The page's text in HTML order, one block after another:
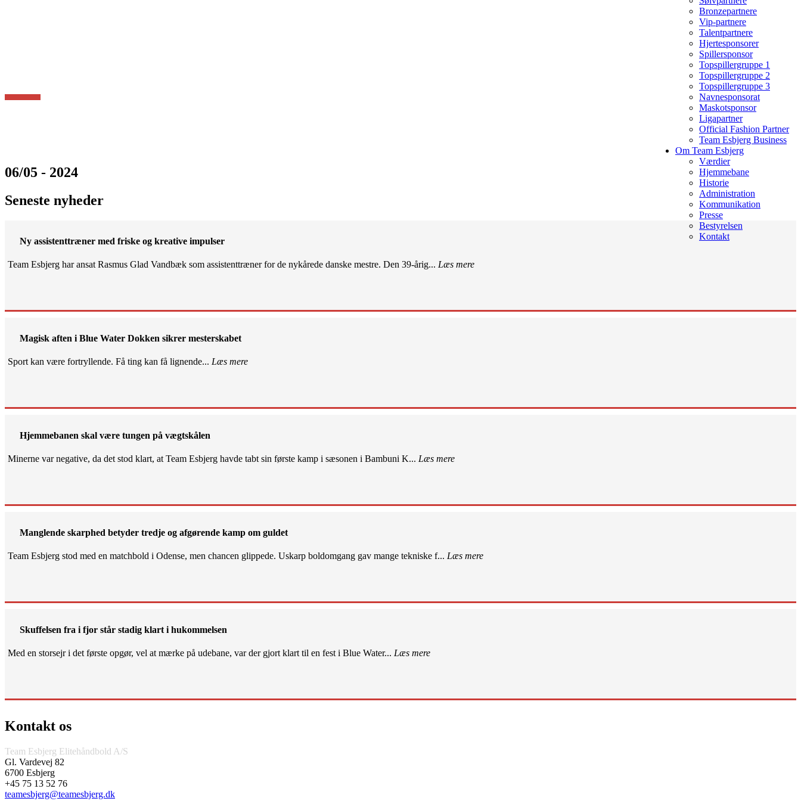
Bronzepartnere
Vip-partnere
Talentpartnere
Hjertesponsorer
Spillersponsor
Topspillergruppe 1
Topspillergruppe 2
Topspillergruppe 3
Navnesponsorat
Maskotsponsor
Ligapartner
Official Fashion Partner
Team Esbjerg Business
Om Team Esbjerg
Værdier
Hjemmebane
Historie
Administration
Kommunikation
Presse
Bestyrelsen
Kontakt
06/05 - 2024
Seneste nyheder
Ny assistenttræner med friske og kreative impulser
Team Esbjerg har ansat Rasmus Glad Vandbæk som assistenttræner for de nykårede danske mestre. Den 39-årig... Læs mere
Magisk aften i Blue Water Dokken sikrer mesterskabet
Sport kan være fortryllende. Få ting kan få lignende... Læs mere
Hjemmebanen skal være tungen på vægtskålen
Minerne var negative, da det stod klart, at Team Esbjerg havde tabt sin første kamp i sæsonen i Bambuni K... Læs mere
Manglende skarphed betyder tredje og afgørende kamp om guldet
Team Esbjerg stod med en matchbold i Odense, men chancen glippede. Uskarp boldomgang gav mange tekniske f... Læs mere
Skuffelsen fra i fjor står stadig klart i hukommelsen
Med en storsejr i det første opgør, vel at mærke på udebane, var der gjort klart til en fest i Blue Water... Læs mere
Kontakt os
Team Esbjerg Elitehåndbold A/S
Gl. Vardevej 82
6700 Esbjerg
+45 75 13 52 76
teamesbjerg@teamesbjerg.dk